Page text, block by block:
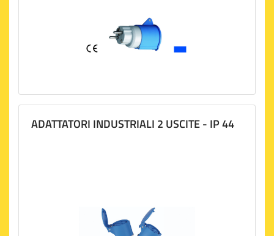
ADATTATORI INDUSTRIALI 2 USCITE - IP 44